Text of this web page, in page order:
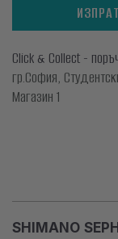
Click & Collect -
гр.София,
Магазин 1
SHIMANO